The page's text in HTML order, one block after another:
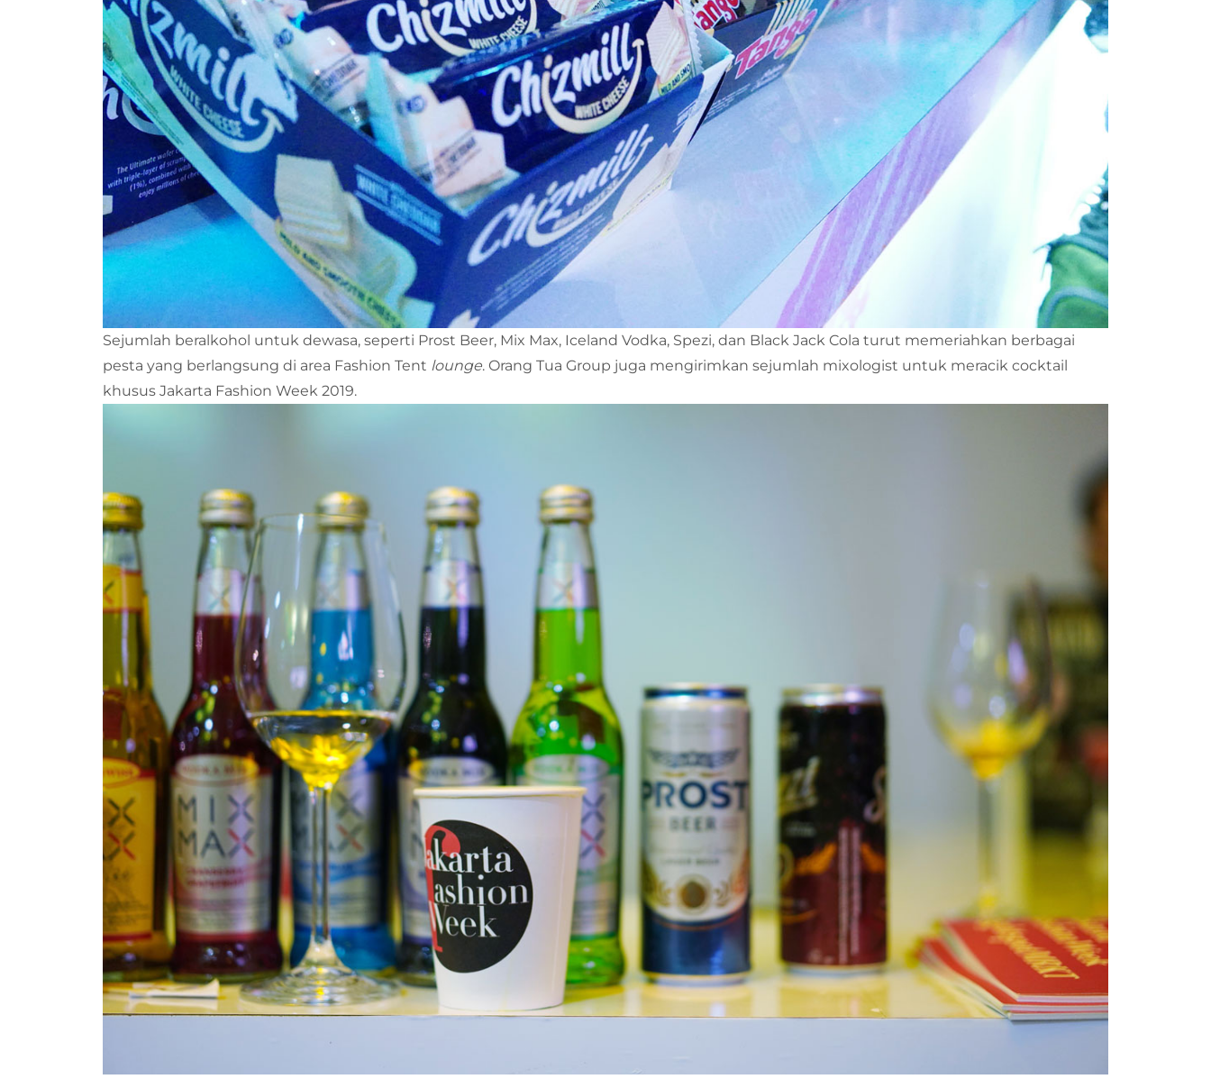
Sejumlah beralkohol untuk dewasa, seperti Prost Beer, Mix Max, Iceland Vodka, Spezi, dan Black Jack Cola turut memeriahkan berbagai
pesta yang berlangsung di area Fashion Tent lounge. Orang Tua Group juga mengirimkan sejumlah mixologist untuk meracik cocktail
khusus Jakarta Fashion Week 2019.